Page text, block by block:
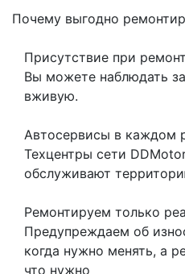
Почему выгодно
Присутствие при
Вы можете наблюдать
вживую.
Автосервисы в каждом
Техцентры сети
обслуживают
Ремонтируем только
Предупреждаем об
когда нужно менять, а
что нужно